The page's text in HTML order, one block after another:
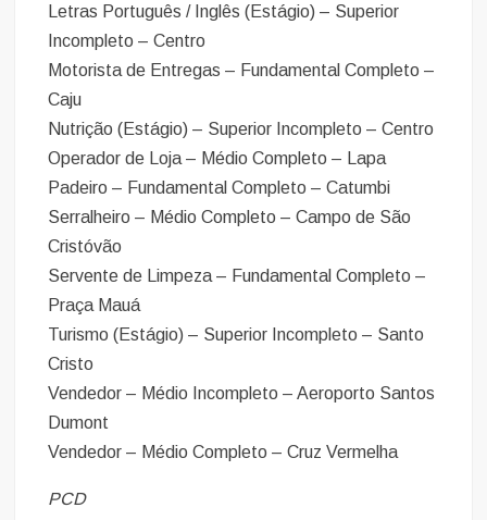
Letras Português / Inglês (Estágio) – Superior
Incompleto – Centro
Motorista de Entregas – Fundamental Completo –
Caju
Nutrição (Estágio) – Superior Incompleto – Centro
Operador de Loja – Médio Completo – Lapa
Padeiro – Fundamental Completo – Catumbi
Serralheiro – Médio Completo – Campo de São
Cristóvão
Servente de Limpeza – Fundamental Completo –
Praça Mauá
Turismo (Estágio) – Superior Incompleto – Santo
Cristo
Vendedor – Médio Incompleto – Aeroporto Santos
Dumont
Vendedor – Médio Completo – Cruz Vermelha
PCD